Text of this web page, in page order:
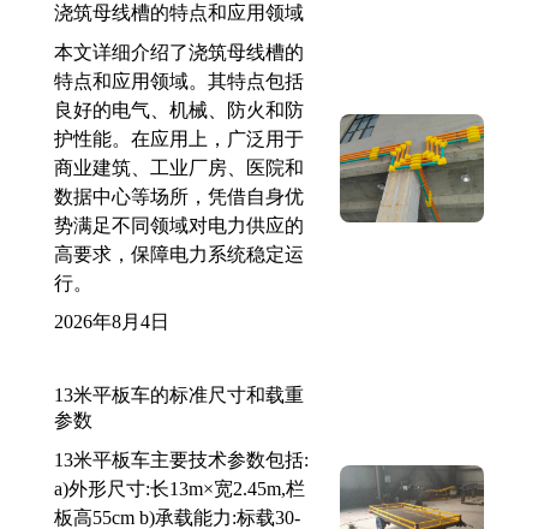
浇筑母线槽的特点和应用领域
本文详细介绍了浇筑母线槽的
特点和应用领域。其特点包括
良好的电气、机械、防火和防
护性能。在应用上，广泛用于
商业建筑、工业厂房、医院和
数据中心等场所，凭借自身优
势满足不同领域对电力供应的
高要求，保障电力系统稳定运
行。
2026年8月4日
13米平板车的标准尺寸和载重
参数
13米平板车主要技术参数包括:
a)外形尺寸:长13m×宽2.45m,栏
板高55cm b)承载能力:标载30-